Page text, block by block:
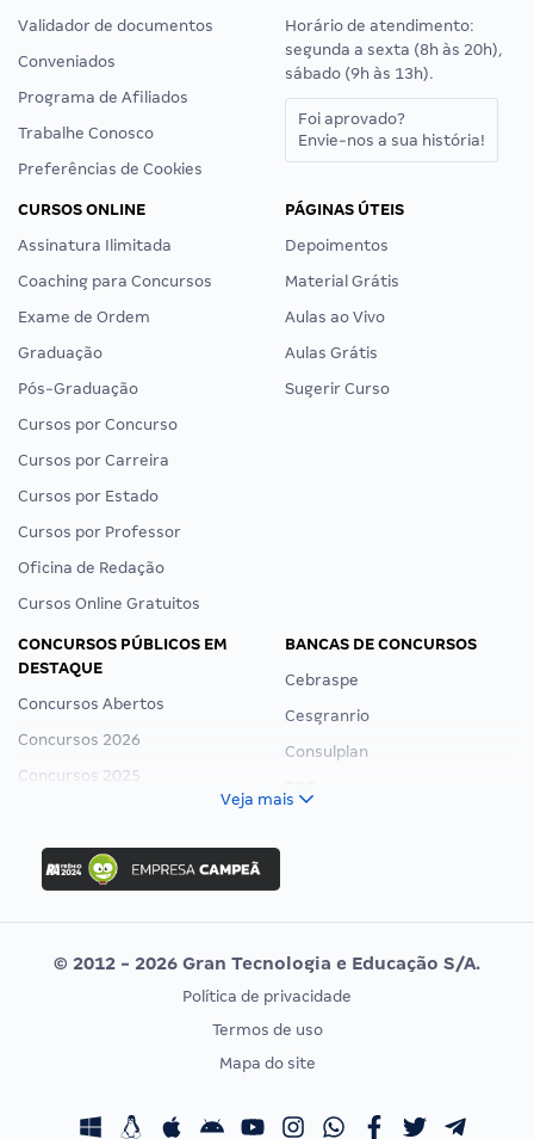
Validador de documentos
Conveniados
Programa de Afiliados
Trabalhe Conosco
Preferências de Cookies
Horário de atendimento:
segunda a sexta (8h às 20h),
sábado (9h às 13h).
Foi aprovado?
Envie-nos a sua história!
CURSOS ONLINE
Assinatura Ilimitada
Coaching para Concursos
Exame de Ordem
Graduação
Pós-Graduação
Cursos por Concurso
Cursos por Carreira
Cursos por Estado
Cursos por Professor
Oficina de Redação
Cursos Online Gratuitos
PÁGINAS ÚTEIS
Depoimentos
Material Grátis
Aulas ao Vivo
Aulas Grátis
Sugerir Curso
CONCURSOS PÚBLICOS EM
DESTAQUE
Concursos Abertos
Concursos 2026
Concursos 2025
Concurso Ibama
Concurso MPU
Editais publicados
BANCAS DE CONCURSOS
Cebraspe
Cesgranrio
Consulplan
Vunesp
CONCURSOS POR PROFISSÃO
Concursos Fiscais
EXAME DE ORDEM
Calendário OAB
Veja mais
© 2012 - 2026 Gran Tecnologia e Educação S/A.
Política de privacidade
Termos de uso
Mapa do site